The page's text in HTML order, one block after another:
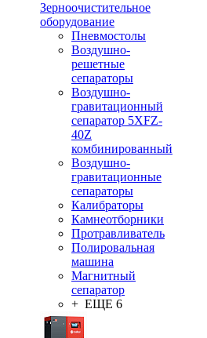
Зерноочистительное
оборудование
Пневмостолы
Воздушно-
решетные
сепараторы
Воздушно-
гравитационный
сепаратор 5XFZ-
40Z
комбинированный
Воздушно-
гравитационные
сепараторы
Калибраторы
Камнеотборники
Протравливатель
Полировальная
машина
Магнитный
сепаратор
+ ЕЩЕ 6